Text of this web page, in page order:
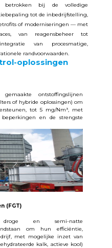
bij de volledige
tot de inbedrijfstelling,
of moderniseringen — met
van reagensbeheer tot
van procesmatige,
randvoorwaarden.
oplossingen
ontstoffingslijnen
of hybride oplossingen) om
tot 5 mg/Nm³, met
en de strengste
(FGT)
droge en semi-natte
om hun efficiëntie,
, met mogelijke inzet van
kalk, actieve kool)